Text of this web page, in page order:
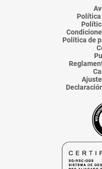
Política
Política de